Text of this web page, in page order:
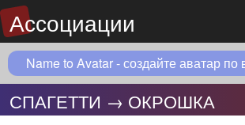
Ассоциации
Name to Avatar - создайте аватар
СПАГЕТТИ → ОКРОШКА